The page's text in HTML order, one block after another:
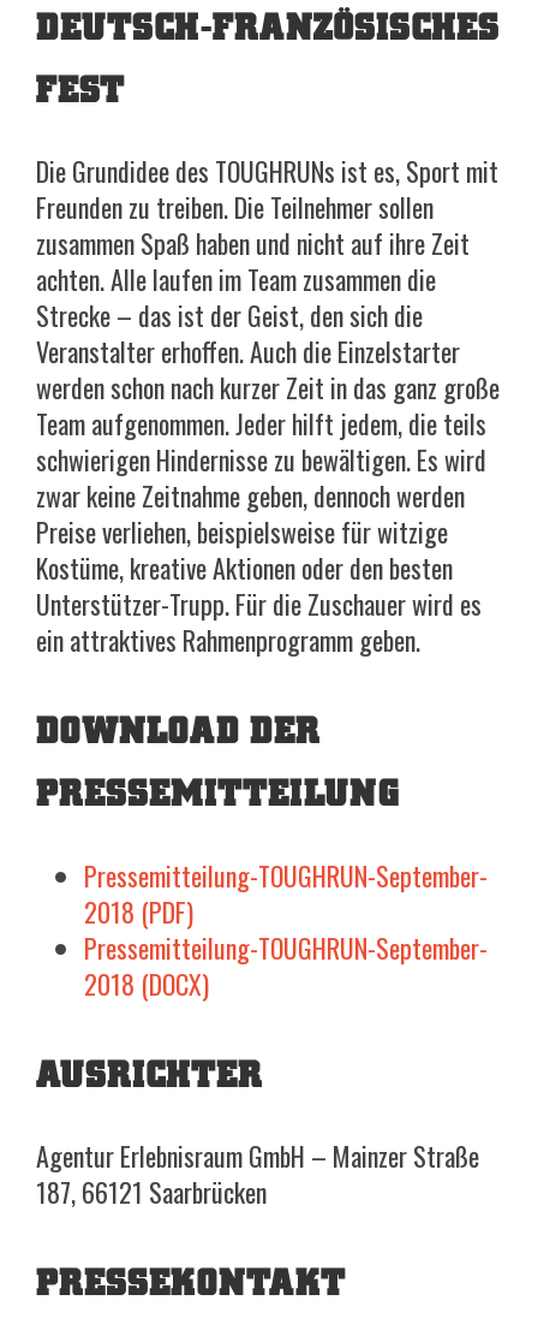
EUTSCH-FRANZÖSISCHES F
EST
Die Grundidee des TOUGHRUNs ist es, Sport mit
Freunden zu treiben. Die Teilnehmer sollen
zusammen Spaß haben und nicht auf ihre Zeit
achten. Alle laufen im Team zusammen die
Strecke – das ist der Geist, den sich die
Veranstalter erhoffen. Auch die Einzelstarter
werden schon nach kurzer Zeit in das ganz große
Team aufgenommen. Jeder hilft jedem, die teils
schwierigen Hindernisse zu bewältigen. Es wird
zwar keine Zeitnahme geben, dennoch werden
Preise verliehen, beispielsweise für witzige
Kostüme, kreative Aktionen oder den besten
Unterstützer-Trupp. Für die Zuschauer wird es
ein attraktives Rahmenprogramm geben.
DOWNLOAD DER
PRESSEMITTEILUNG
Pressemitteilung-TOUGHRUN-September-
2018 (PDF)
Pressemitteilung-TOUGHRUN-September-
2018 (DOCX)
AUSRICHTER
Agentur Erlebnisraum GmbH – Mainzer Straße
187, 66121 Saarbrücken
PRESSEKONTAKT